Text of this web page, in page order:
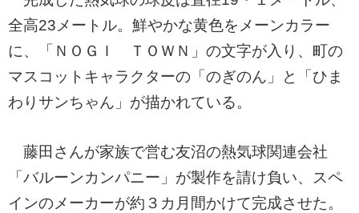
全高23メートル。鮮やかな黄色をメーンカラー
に、「ＮＯＧＩ ＴＯＷＮ」の文字が入り、町の
マスコットキャラクターの「のぎのん」と「ひま
わりサンちゃん」が描かれている。
藤田さんが家族で営む友沼の熱気球関連会社
「バルーンカンパニー」が製作を請け負い、スペ
インのメーカーが約３カ月間かけて完成させた。